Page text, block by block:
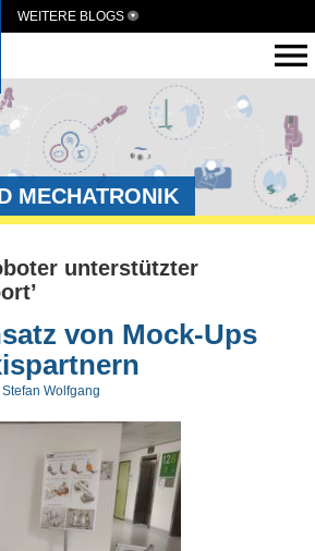
WEITERE BLOGS
MECHATRONIK
unterstützter
von Mock-Ups
Wolfgang